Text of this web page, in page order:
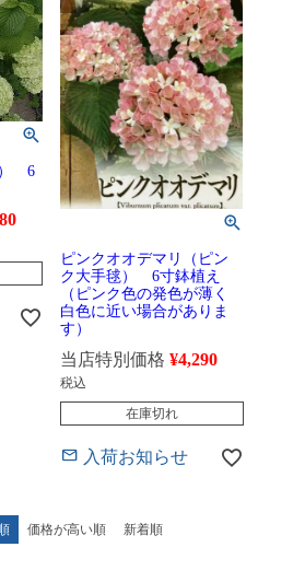
） 6
ピンクオオデマリ（ピン
ク大手毬） 6寸鉢植え
（ピンク色の発色が薄く
白色に近い場合がありま
す）
当店特別価格 ¥4,290
税込
在庫切れ
入荷お知らせ
価格が高い順 新着順